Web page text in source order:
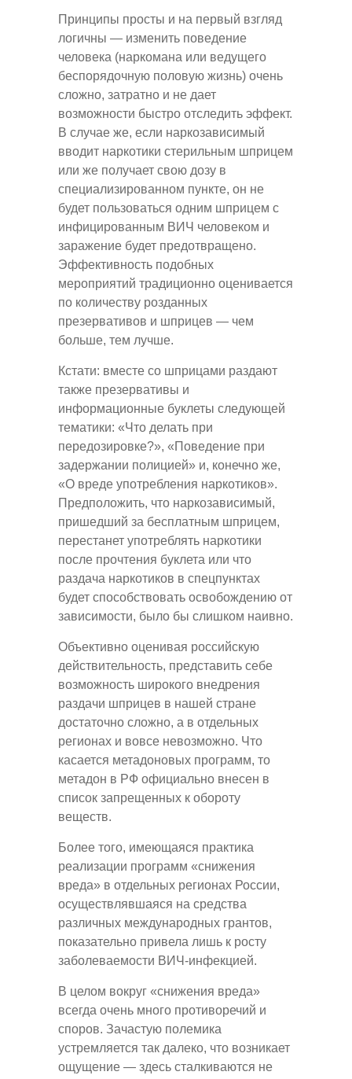
Принципы просты и на первый взгляд
логичны — изменить поведение
человека (наркомана или ведущего
беспорядочную половую жизнь) очень
сложно, затратно и не дает
возможности быстро отследить эффект.
В случае же, если наркозависимый
вводит наркотики стерильным шприцем
или же получает свою дозу в
специализированном пункте, он не
будет пользоваться одним шприцем с
инфицированным ВИЧ человеком и
заражение будет предотвращено.
Эффективность подобных
мероприятий традиционно оценивается
по количеству розданных
презервативов и шприцев — чем
больше, тем лучше.
Кстати: вместе со шприцами раздают
также презервативы и
информационные буклеты следующей
тематики: «Что делать при
передозировке?», «Поведение при
задержании полицией» и, конечно же,
«О вреде употребления наркотиков».
Предположить, что наркозависимый,
пришедший за бесплатным шприцем,
перестанет употреблять наркотики
после прочтения буклета или что
раздача наркотиков в спецпунктах
будет способствовать освобождению от
зависимости, было бы слишком наивно.
Объективно оценивая российскую
действительность, представить себе
возможность широкого внедрения
раздачи шприцев в нашей стране
достаточно сложно, а в отдельных
регионах и вовсе невозможно. Что
касается метадоновых программ, то
метадон в РФ официально внесен в
список запрещенных к обороту
веществ.
Более того, имеющаяся практика
реализации программ «снижения
вреда» в отдельных регионах России,
осуществлявшаяся на средства
различных международных грантов,
показательно привела лишь к росту
заболеваемости ВИЧ-инфекцией.
В целом вокруг «снижения вреда»
всегда очень много противоречий и
споров. Зачастую полемика
устремляется так далеко, что возникает
ощущение — здесь сталкиваются не